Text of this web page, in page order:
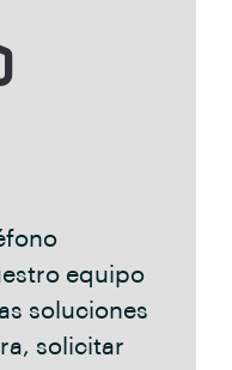
equipo
soluciones
solicitar